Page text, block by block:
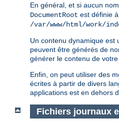
En général, et si aucun
DocumentRoot est définie à
/var/www/html/work/
Un contenu dynamique
peuvent être générés de
générer le contenu de votre
Enfin, on peut utiliser des
écrites à partir de divers
applications est en dehors
Fichiers journaux